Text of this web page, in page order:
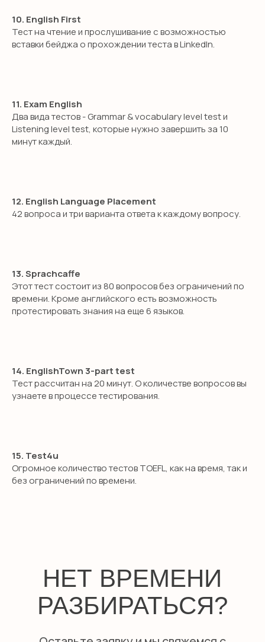
10. English First
Тест на чтение и прослушивание с возможностью
вставки бейджа о прохождении теста в LinkedIn.
11. Exam English
Два вида тестов - Grammar & vocabulary level test и
Listening level test, которые нужно завершить за 10
минут каждый.
12. English Language Placement
42 вопроса и три варианта ответа к каждому вопросу.
13. Sprachcaffe
Этот тест состоит из 80 вопросов без ограничений по
времени. Кроме английского есть возможность
протестировать знания на еще 6 языков.
14. EnglishTown 3-part test
Тест рассчитан на 20 минут. О количестве вопросов вы
узнаете в процессе тестирования.
15. Test4u
Огромное количество тестов TOEFL, как на время, так и
без ограничений по времени.
SMILE ENGLISH
SCHOOL
НАВИГАЦИЯ
Детям
Международные экзамены
Английский для школьников
International Baccalaureate (IB)
школы
Английская гувернантка
Дом работницы
ПОЛУЧИТЬ КОНСУЛЬТАЦИЮ
Подготовка в гимназию
ИМ Примакова